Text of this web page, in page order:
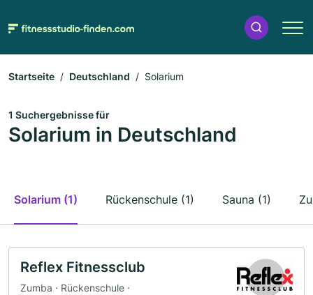
Startseite Deutschland Solarium
1 Suchergebnisse für
Solarium in Deutschland
Solarium (1) Rückenschule (1) Sauna (1)
Reflex Fitnessclub
Zumba · Rückenschule ·